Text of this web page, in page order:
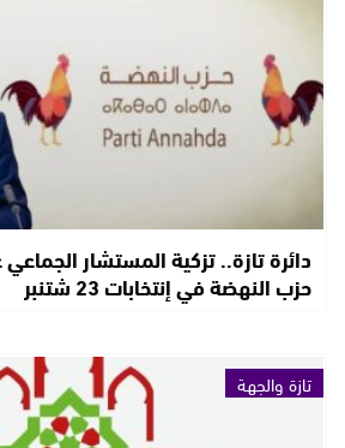
دائرة تازة.. تزكية المستشار الجماعي
حزب النهضة في إنتخابات 23 شتنبر
تازة والجهة